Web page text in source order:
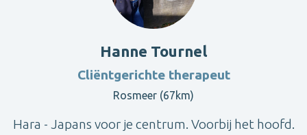
Hanne Tournel
Cliëntgerichte therapeut
Rosmeer (67km)
Hara - Japans voor je centrum. Voorbij het hoofd.